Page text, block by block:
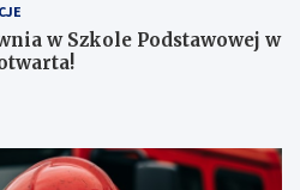
w Szkole Podstawowej w